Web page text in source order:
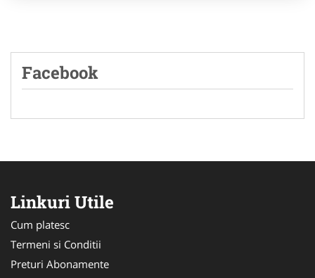
Facebook
Linkuri Utile
Cum platesc
Termeni si Conditii
Preturi Abonamente